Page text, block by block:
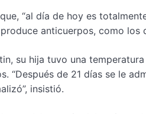
“al día de hoy es
anticuerpos, como los
su hija tuvo una
“Después de 21 días se le
insistió.